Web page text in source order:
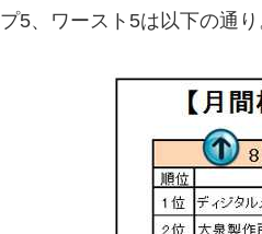
プ5、ワースト5は以下の通り